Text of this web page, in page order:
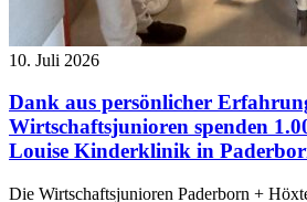
10. Juli 2026
Dank aus persönlicher
Wirtschaftsjunioren spenden
Louise Kinderklinik in
Die Wirtschaftsjunioren Paderborn +